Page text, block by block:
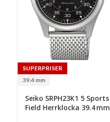
SUPERPRISER
39.4 mm
Seiko SRPH23K1 5 Sports
Field Herrklocka 39.4 Mm